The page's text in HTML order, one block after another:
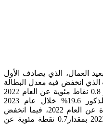
العمال، الذي يصادف الأول
انخفض فيه معدل البطالة
في الأردن خلال العام 2023 بمقدار 0.8 نقاط مئوية عن العام 2022
ليبلغ 22%. وبلغ معدل البطالة للذكور 19.6% خلال عام 2023
بانخفاض مقداره نقطة مئوية واحدة عن العام 2022، فيما انخفض
معدل البطالة للإناث خلال العام 2023 بمقدار0.7 نقطة مئوية عن